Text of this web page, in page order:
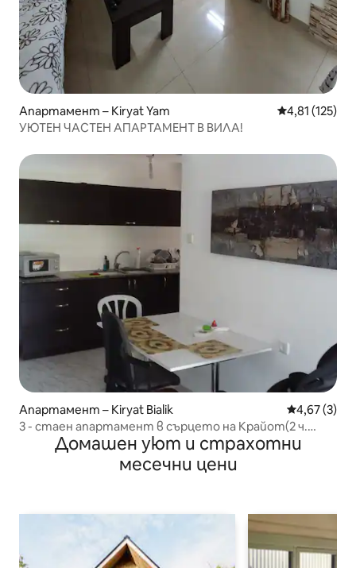
Апартамент – Kiryat Yam Средна
4,81 (125)
УЮТЕН ЧАСТЕН АПАРТАМЕНТ В ВИЛА!
Апартамент – Kiryat Bialik Средна
4,67 (3)
3 - стаен апартамент в сърцето на Крайот(2 ч.
Спалня +всекидневна+кухня)
Домашен уют и страхотни
месечни цени